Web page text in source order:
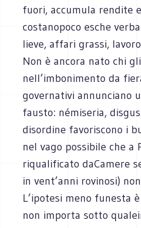
fuori, accumula rendite
costanopoco esche
lieve, affari grassi,
Non è ancora nato chi
nell’imbonimento da
governativi annunciano
fausto: némiseria,
disordine favoriscono i
nel vago possibile che a
riqualificato daCamere
in vent’anni rovinosi)
L’ipotesi meno funesta
non importa sotto